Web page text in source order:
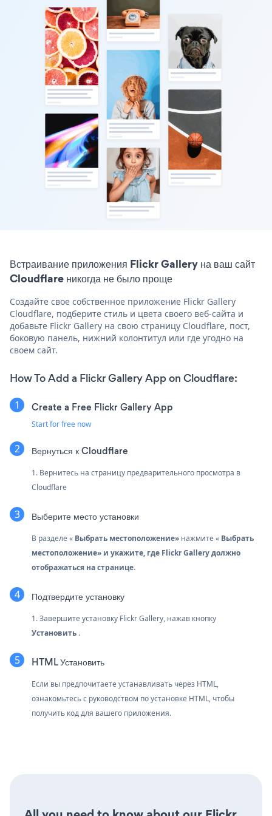
Встраивание приложения Flickr Gallery на ваш сайт
Cloudflare никогда не было проще
Создайте свое собственное приложение Flickr Gallery
Cloudflare, подберите стиль и цвета своего веб-сайта и
добавьте Flickr Gallery на свою страницу Cloudflare, пост,
боковую панель, нижний колонтитул или где угодно на
своем сайт.
How To Add a Flickr Gallery App on Cloudflare:
Create a Free Flickr Gallery App
Start for free now
Вернуться к Cloudflare
1. Вернитесь на страницу предварительного просмотра в
Cloudflare
Выберите место установки
В разделе « Выбрать местоположение» нажмите « Выбрать
местоположение» и укажите, где Flickr Gallery должно
отображаться на странице.
Подтвердите установку
1. Завершите установку Flickr Gallery, нажав кнопку
Установить .
HTML Установить
Если вы предпочитаете устанавливать через HTML,
ознакомьтесь с руководством по установке HTML, чтобы
получить код для вашего приложения.